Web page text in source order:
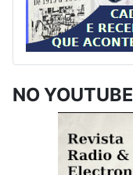
NO YOUTUBE